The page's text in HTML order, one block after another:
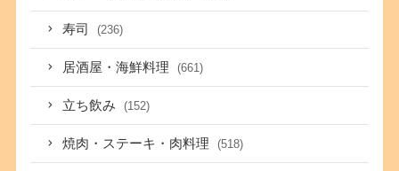
寿司 (236)
居酒屋・海鮮料理 (661)
立ち飲み (152)
焼肉・ステーキ・肉料理 (518)